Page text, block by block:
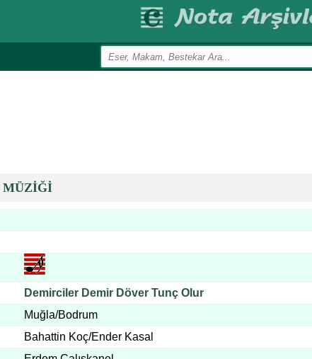
MÜZİĞİ
Demirciler Demir Döver Tunç Olur
Muğla/Bodrum
Bahattin Koç/Ender Kasal